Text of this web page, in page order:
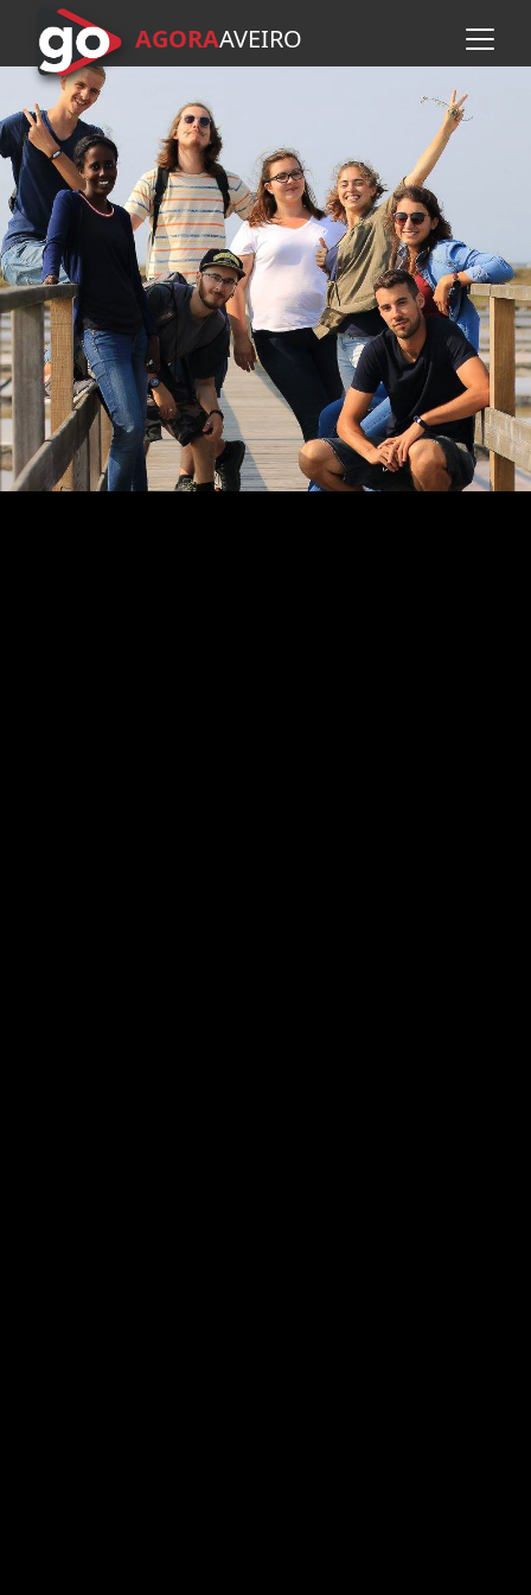
Avançar para o conteúdo
AGORAAVEIRO